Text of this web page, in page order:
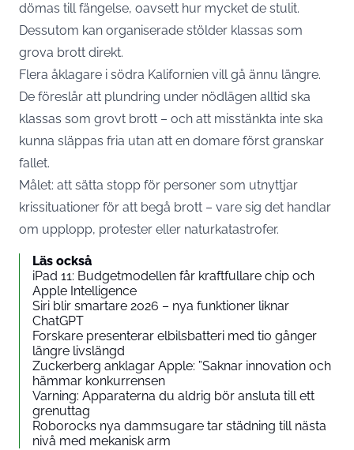
dömas till fängelse, oavsett hur mycket de stulit.
Dessutom kan organiserade stölder klassas som
grova brott direkt.
Flera åklagare i södra Kalifornien vill gå ännu längre.
De föreslår att plundring under nödlägen alltid ska
klassas som grovt brott – och att misstänkta inte ska
kunna släppas fria utan att en domare först granskar
fallet.
Målet: att sätta stopp för personer som utnyttjar
krissituationer för att begå brott – vare sig det handlar
om upplopp, protester eller naturkatastrofer.
Läs också
iPad 11: Budgetmodellen får kraftfullare chip och
Apple Intelligence
Siri blir smartare 2026 – nya funktioner liknar
ChatGPT
Forskare presenterar elbilsbatteri med tio gånger
längre livslängd
Zuckerberg anklagar Apple: ”Saknar innovation och
hämmar konkurrensen
Varning: Apparaterna du aldrig bör ansluta till ett
grenuttag
Roborocks nya dammsugare tar städning till nästa
nivå med mekanisk arm